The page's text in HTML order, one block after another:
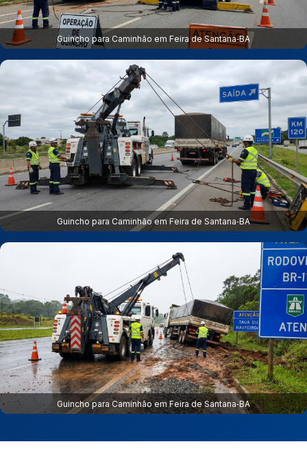
Guincho para Caminhão em Feira de Santana‑BA
Guincho para Caminhão em Feira de Santana‑BA
Guincho para Caminhão em Feira de Santana‑BA